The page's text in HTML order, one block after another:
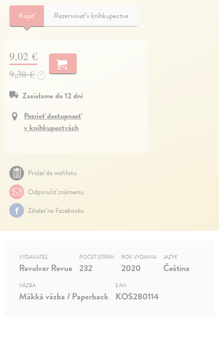
Kúpiť Rezervovať v kníhkupectve
9,02 €
9,30 €
?
Zasielame do 12 dní
Pozrieť dostupnosť
v kníhkupectvách
Pridať do wishlistu
Odporučiť známemu
Zdielať na Facebooku
VYDAVATEĽ
Revolver Revue
POČET STRÁN
232
ROK VYDANIA
2020
JAZYK
Čeština
VÄZBA
Mäkká väzba / Paperback
EAN
KOS280114